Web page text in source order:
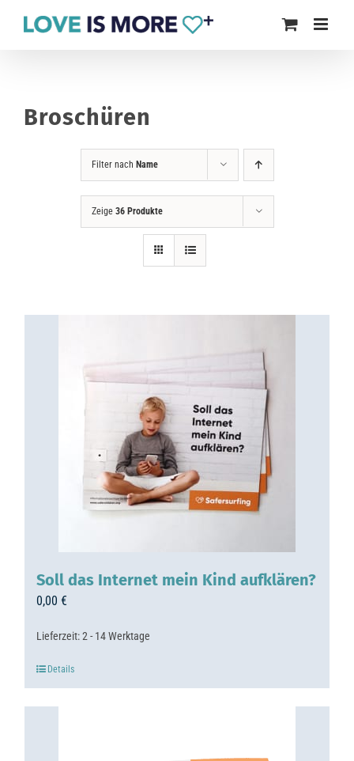
Inhalt
Broschüren
Filter nach Name
Zeige 36 Produkte
Soll das Internet mein Kind aufklären?
0,00 €
Lieferzeit:2 - 14 Werktage
Details